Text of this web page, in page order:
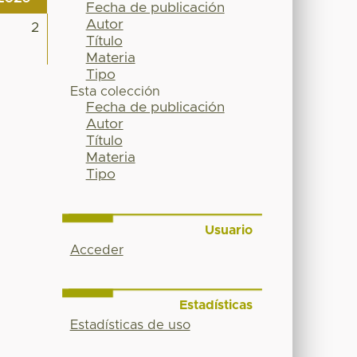
2
Fecha de publicación
Autor
Título
Materia
Tipo
Esta colección
Fecha de publicación
Autor
Título
Materia
Tipo
Usuario
Acceder
Estadísticas
Estadísticas de uso